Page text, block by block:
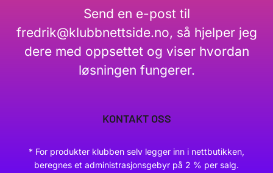
Send en e-post til
fredrik@klubbnettside.no, så hjelper jeg
dere med oppsettet og viser hvordan
løsningen fungerer.
KONTAKT OSS
* For produkter klubben selv legger inn i nettbutikken,
beregnes et administrasjonsgebyr på 2 % per salg.